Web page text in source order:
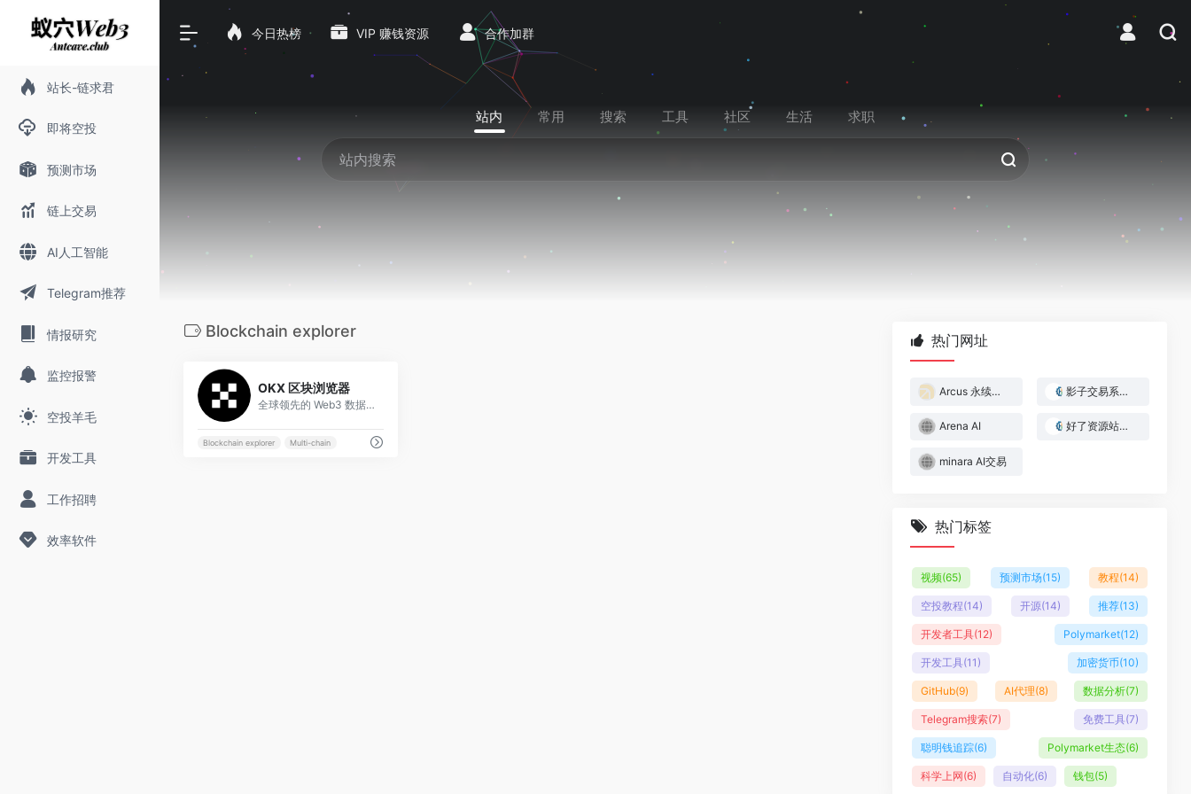
站长-链求君
即将空投
预测市场
链上交易
AI人工智能
Telegram推荐
情报研究
监控报警
空投羊毛
开发工具
工作招聘
效率软件
今日热榜 VIP 赚钱资源 合作加群
站内 常用 搜索 工具 社区 生活 求职
Blockchain explorer
OKX 区块浏览器
全球领先的 Web3 数据分析平台 一站式区块链浏览器、链上数据分析及服务
Blockchain explorer Multi-chain
热门网址
Arcus 永续合约交易所 影子交易系统 — 跟着做市商赚钱
Arena AI 好了资源站｜Web3与AI实战资源库
minara AI交易
热门标签
视频(65) 预测市场(15) 教程(14)
空投教程(14) 开源(14) 推荐(13)
开发者工具(12) Polymarket(12)
开发工具(11) 加密货币(10)
GitHub(9) AI代理(8) 数据分析(7)
Telegram搜索(7) 免费工具(7)
聪明钱追踪(6) Polymarket生态(6)
科学上网(6) 自动化(6) 钱包(5)